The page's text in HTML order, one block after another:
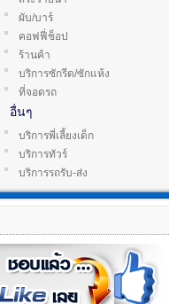
ผับ/บาร์
คอฟฟี่ช็อป
ร้านค้า
บริการซักรีด/ซักแห้ง
ที่จอดรถ
อื่นๆ
บริการพี่เลี้ยงเด็ก
บริการทัวร์
บริการรถรับ-ส่ง